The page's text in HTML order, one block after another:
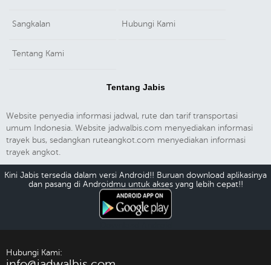
Sangkalan Hubungi Kami
Tentang Kami
Tentang Jabis
Website penyedia informasi jadwal, rute dan tarif transportasi
umum Indonesia. Website jadwalbis.com menyediakan informasi
trayek bus, sedangkan ruteangkot.com menyediakan informasi
trayek angkot.
Kini Jabis tersedia dalam versi Android!! Buruan download aplikasinya
dan pasang di Androidmu untuk akses yang lebih cepat!!
Hubungi Kami: